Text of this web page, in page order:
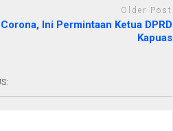
Older Post
Ini Permintaan Ketua DPRD
Kapuas